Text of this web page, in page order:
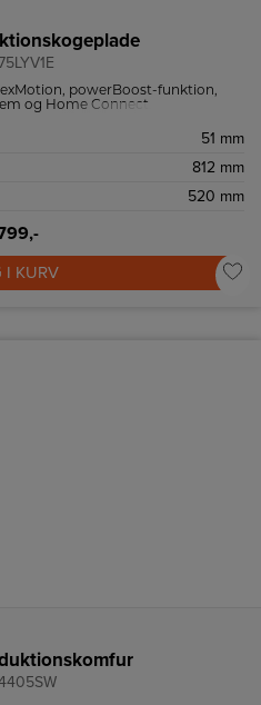
powerBoost-funktion,
og Home Connect.
51 mm
812 mm
520 mm
KURV